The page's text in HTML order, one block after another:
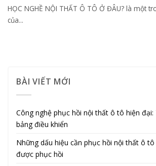
BÀI VIẾT MỚI
Công nghệ phục hồi nội thất ô tô hiện đại:
bảng điều khiển
Những dấu hiệu cần phục hồi nội thất ô
được phục hồi
HỌC NGHỀ NỘI THẤT Ô TÔ Ở ĐÂU? là một
của...